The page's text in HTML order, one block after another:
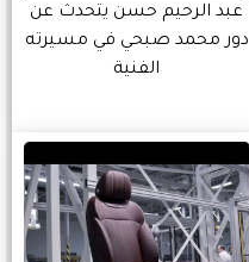
عبد الرحيم حسن يتحدث عن
دور محمد صبحي في مسيرته
الفنية